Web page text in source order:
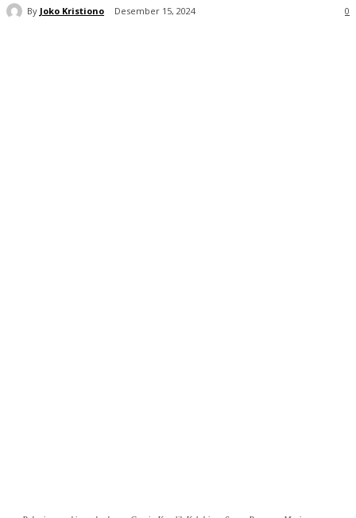
By Joko Kristiono Desember 15, 2024 0